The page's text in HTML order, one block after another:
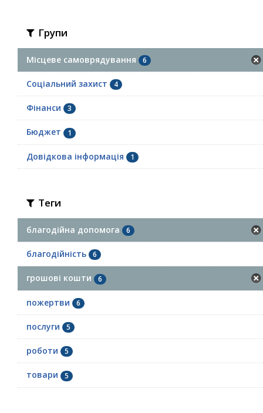
Групи
Місцеве самоврядування 6
Соціальний захист 4
Фінанси 3
Бюджет 1
Довідкова інформація 1
Теги
благодійна допомога 6
благодійність 6
грошові кошти 6
пожертви 6
послуги 5
роботи 5
товари 5